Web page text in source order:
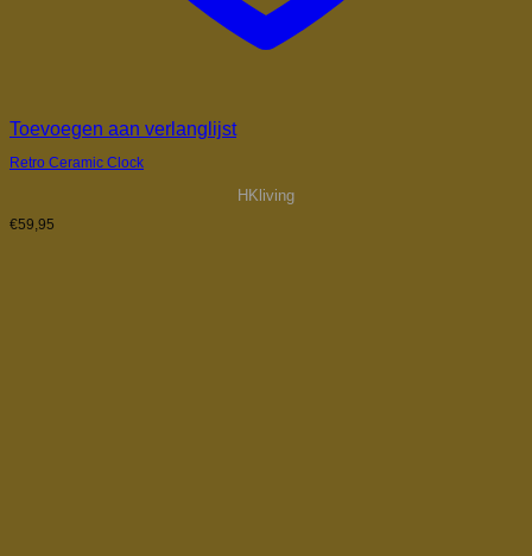
Toevoegen aan verlanglijst
Retro Ceramic Clock
HKliving
€59,95